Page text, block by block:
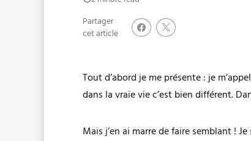
Partager
cet article
Tout d’abord je me présente : je
dans la vraie vie c’est bien différent.
Mais j’en ai marre de faire semblant !